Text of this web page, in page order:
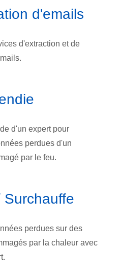
d'emails
d'extraction et de
d'un expert pour
perdues d'un
par le feu.
Surchauffe
perdues sur des
par la chaleur avec